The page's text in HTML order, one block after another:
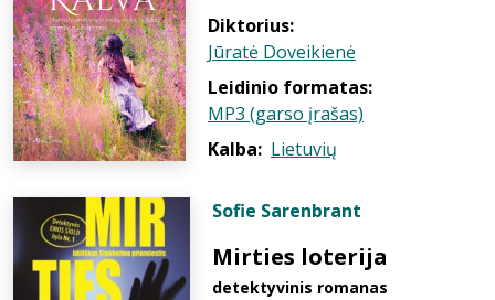
Diktorius:
Jūratė Doveikienė
Leidinio formatas:
MP3 (garso įrašas)
Kalba: Lietuvių
Sofie Sarenbrant
Mirties loterija
detektyvinis romanas